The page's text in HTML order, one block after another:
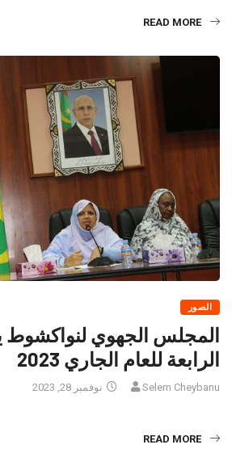
READ MORE
الصور
المجلس الجهوي لنواكشوط
الرابعة للعام الجاري 2023
Selem Cheybanu نوفمبر 28, 2023
READ MORE